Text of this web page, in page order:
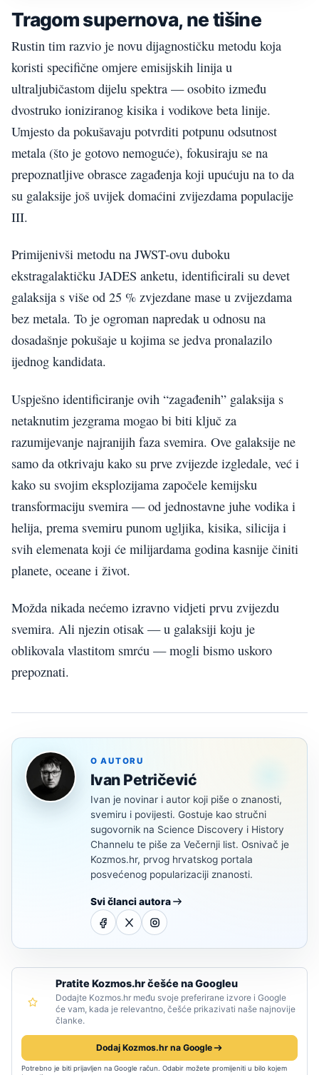
Tragom supernova, ne tišine
Rustin tim razvio je novu dijagnostičku metodu koja
koristi specifične omjere emisijskih linija u
ultraljubičastom dijelu spektra — osobito između
dvostruko ioniziranog kisika i vodikove beta linije.
Umjesto da pokušavaju potvrditi potpunu odsutnost
metala (što je gotovo nemoguće), fokusiraju se na
prepoznatljive obrasce zagađenja koji upućuju na to da
su galaksije još uvijek domaćini zvijezdama populacije
III.
Primijenivši metodu na JWST-ovu duboku
ekstragalaktičku JADES anketu, identificirali su devet
galaksija s više od 25 % zvjezdane mase u zvijezdama
bez metala. To je ogroman napredak u odnosu na
dosadašnje pokušaje u kojima se jedva pronalazilo
ijednog kandidata.
Uspješno identificiranje ovih “zagađenih” galaksija s
netaknutim jezgrama mogao bi biti ključ za
razumijevanje najranijih faza svemira. Ove galaksije ne
samo da otkrivaju kako su prve zvijezde izgledale, već i
kako su svojim eksplozijama započele kemijsku
transformaciju svemira — od jednostavne juhe vodika i
helija, prema svemiru punom ugljika, kisika, silicija i
svih elemenata koji će milijardama godina kasnije činiti
planete, oceane i život.
Možda nikada nećemo izravno vidjeti prvu zvijezdu
svemira. Ali njezin otisak — u galaksiji koju je
oblikovala vlastitom smrću — mogli bismo uskoro
prepoznati.
O AUTORU
Ivan Petričević
Ivan je novinar i autor koji piše o znanosti,
svemiru i povijesti. Gostuje kao stručni
sugovornik na Science Discovery i History
Channelu te piše za Večernji list. Osnivač je
Kozmos.hr, prvog hrvatskog portala
posvećenog popularizaciji znanosti.
Svi članci autora
Pratite Kozmos.hr češće na Googleu
Dodajte Kozmos.hr među svoje preferirane izvore i Google
će vam, kada je relevantno, češće prikazivati naše najnovije
članke.
Dodaj Kozmos.hr na Google
Potrebno je biti prijavljen na Google račun. Odabir možete promijeniti u bilo kojem